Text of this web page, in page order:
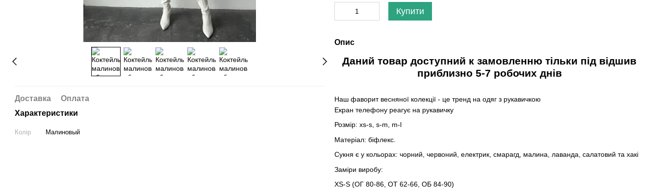
Доставка
Оплата
Характеристики
Колір Малиновый
Купити
Опис
Даний товар доступний к замовленню тільки під відшив
приблизно 5-7 робочих днів
Наш фаворит весняної колекції - це тренд на одяг з рукавичкою
Екран телефону реагує на рукавичку
Розмір: xs-s, s-m, m-l
Матеріал: біфлекс.
Сукня є у кольорах: чорний, червоний, електрик, смарагд, малина, лаванда, салатовий та хакі
Заміри виробу:
XS-S (ОГ 80-86, ОТ 62-66, ОБ 84-90)